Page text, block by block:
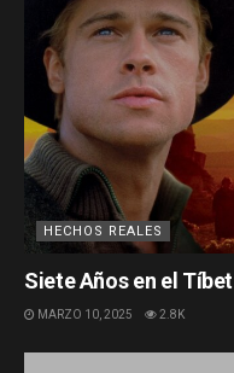
HECHOS REALES
Siete Años en el
MARZO 10, 2025 2.8K